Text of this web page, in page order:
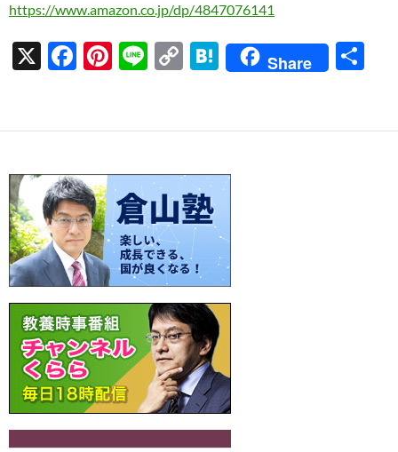
https://www.amazon.co.jp/dp/4847076141
X
F
b
o
o
k
Pi
es
t
Li
C
y
Li
n
k
H
n
a
Share